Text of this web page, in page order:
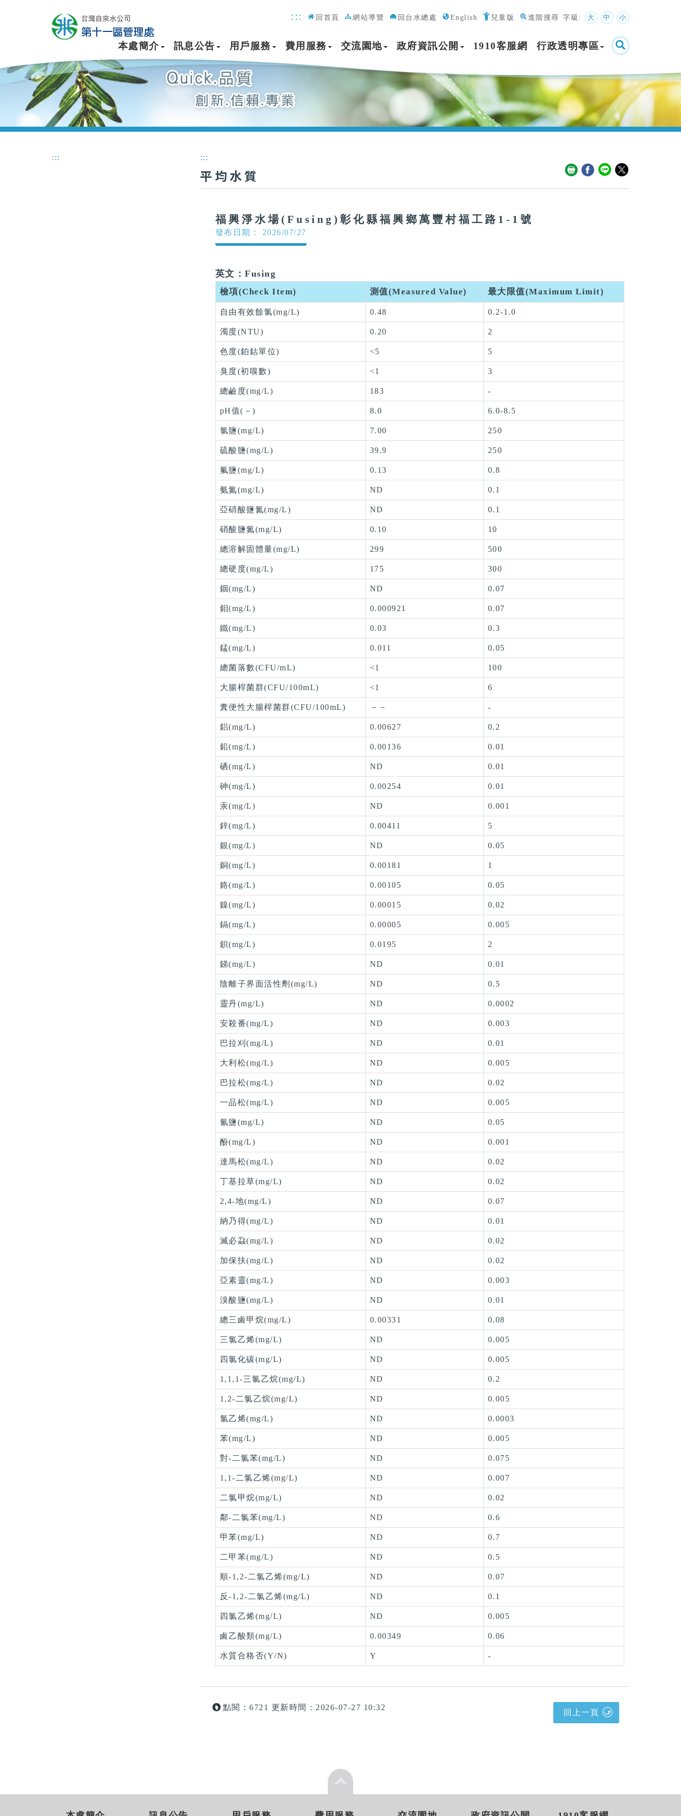
::: 回首頁 網站導覽 回台水總處 English 兒童版 進階搜尋 字級: 大 中 小
本處簡介 訊息公告 用戶服務 費用服務 交流園地 政府資訊公開 1910客服網 行政透明專區
::: :::
平均水質
福興淨水場(Fusing)彰化縣福興鄉萬豐村福工路1-1號
發布日期： 2026/07/27
英文：Fusing
檢項(Check Item) 測值(Measured Value) 最大限值(Maximum Limit)
自由有效餘氯(mg/L) 0.48 0.2-1.0
濁度(NTU) 0.20 2
色度(鉑鈷單位) <5 5
臭度(初嗅數) <1 3
總鹼度(mg/L) 183 -
pH值(－) 8.0 6.0-8.5
氯鹽(mg/L) 7.00 250
硫酸鹽(mg/L) 39.9 250
氟鹽(mg/L) 0.13 0.8
氨氮(mg/L) ND 0.1
亞硝酸鹽氮(mg/L) ND 0.1
硝酸鹽氮(mg/L) 0.10 10
總溶解固體量(mg/L) 299 500
總硬度(mg/L) 175 300
銦(mg/L) ND 0.07
鉬(mg/L) 0.000921 0.07
鐵(mg/L) 0.03 0.3
錳(mg/L) 0.011 0.05
總菌落數(CFU/mL) <1 100
大腸桿菌群(CFU/100mL) <1 6
糞便性大腸桿菌群(CFU/100mL) －－ -
鋁(mg/L) 0.00627 0.2
鉛(mg/L) 0.00136 0.01
硒(mg/L) ND 0.01
砷(mg/L) 0.00254 0.01
汞(mg/L) ND 0.001
鋅(mg/L) 0.00411 5
銀(mg/L) ND 0.05
銅(mg/L) 0.00181 1
鉻(mg/L) 0.00105 0.05
鎳(mg/L) 0.00015 0.02
鎘(mg/L) 0.00005 0.005
鋇(mg/L) 0.0195 2
銻(mg/L) ND 0.01
陰離子界面活性劑(mg/L) ND 0.5
靈丹(mg/L) ND 0.0002
安殺番(mg/L) ND 0.003
巴拉刈(mg/L) ND 0.01
大利松(mg/L) ND 0.005
巴拉松(mg/L) ND 0.02
一品松(mg/L) ND 0.005
氰鹽(mg/L) ND 0.05
酚(mg/L) ND 0.001
達馬松(mg/L) ND 0.02
丁基拉草(mg/L) ND 0.02
2,4-地(mg/L) ND 0.07
納乃得(mg/L) ND 0.01
滅必蝨(mg/L) ND 0.02
加保扶(mg/L) ND 0.02
亞素靈(mg/L) ND 0.003
溴酸鹽(mg/L) ND 0.01
總三鹵甲烷(mg/L) 0.00331 0.08
三氯乙烯(mg/L) ND 0.005
四氯化碳(mg/L) ND 0.005
1,1,1-三氯乙烷(mg/L) ND 0.2
1,2-二氯乙烷(mg/L) ND 0.005
氯乙烯(mg/L) ND 0.0003
苯(mg/L) ND 0.005
對-二氯苯(mg/L) ND 0.075
1,1-二氯乙烯(mg/L) ND 0.007
二氯甲烷(mg/L) ND 0.02
鄰-二氯苯(mg/L) ND 0.6
甲苯(mg/L) ND 0.7
二甲苯(mg/L) ND 0.5
順-1,2-二氯乙烯(mg/L) ND 0.07
反-1,2-二氯乙烯(mg/L) ND 0.1
四氯乙烯(mg/L) ND 0.005
鹵乙酸類(mg/L) 0.00349 0.06
水質合格否(Y/N) Y -
點閱：6721 更新時間：2026-07-27 10:32
回上一頁